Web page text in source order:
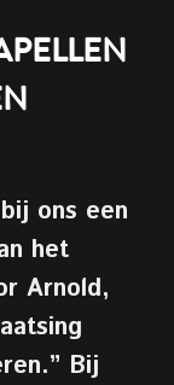
ons een
het
Arnold,
Bij